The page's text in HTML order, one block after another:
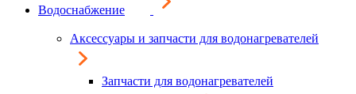
Водоснабжение
Аксессуары и запчасти для водонагревателей
Запчасти для водонагревателей